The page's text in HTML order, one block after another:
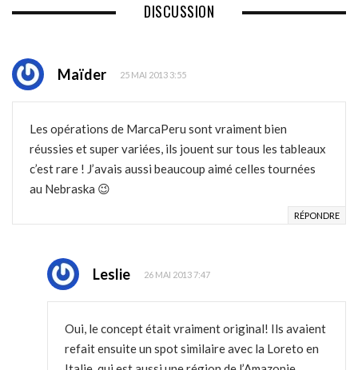
DISCUSSION
Maïder 25 MAI 2013 3:55
Les opérations de MarcaPeru sont vraiment bien
réussies et super variées, ils jouent sur tous les tableaux
c’est rare ! J’avais aussi beaucoup aimé celles tournées
au Nebraska 😉
RÉPONDRE
Leslie 26 MAI 2013 7:47
Oui, le concept était vraiment original! Ils avaient
refait ensuite un spot similaire avec la Loreto en